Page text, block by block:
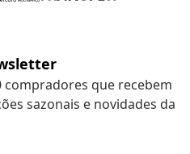
compradores que recebem
sazonais e novidades da